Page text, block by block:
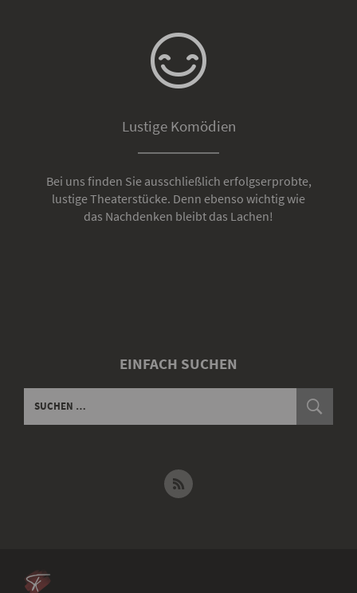
Lustige Komödien
Bei uns finden Sie ausschließlich erfolgserprobte,
lustige Theaterstücke. Denn ebenso wichtig wie
das Nachdenken bleibt das Lachen!
EINFACH SUCHEN